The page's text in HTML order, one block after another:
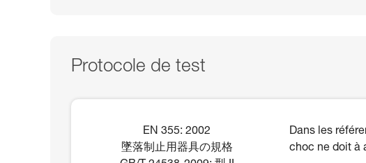
Protocole de test
EN 355: 2002
墜落制止用器具の規格
Dans les
choc ne doit à